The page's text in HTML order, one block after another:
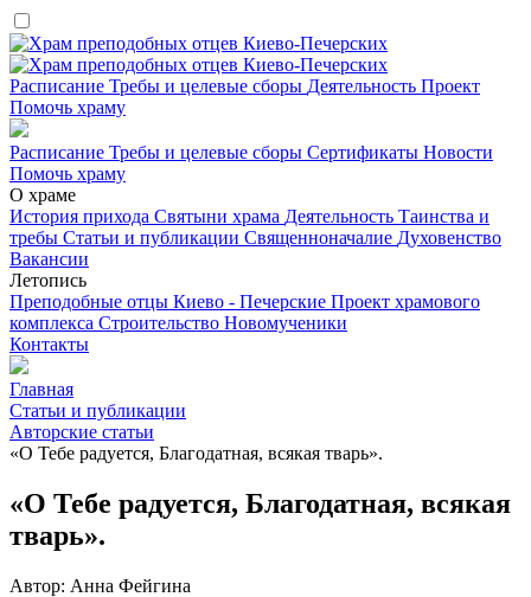
Расписание Требы и целевые сборы Деятельность Проект
Помочь храму
Расписание Требы и целевые сборы Сертификаты Новости
Помочь храму
О храме
История прихода Святыни храма Деятельность Таинства и
требы Статьи и публикации Священноначалие Духовенство
Вакансии
Летопись
Преподобные отцы Киево - Печерские Проект храмового
комплекса Строительство Новомученики
Контакты
Главная
Статьи и публикации
Авторские статьи
«О Тебе радуется, Благодатная, всякая тварь».
«О Тебе радуется, Благодатная, всякая
тварь».
Автор: Анна Фейгина